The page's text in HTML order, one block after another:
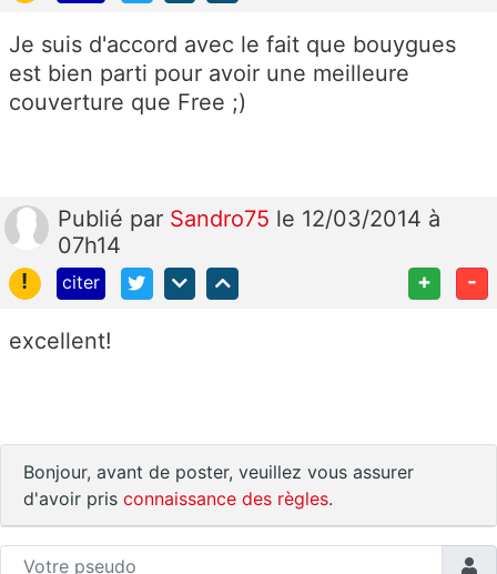
Je suis d'accord avec le fait que bouygues
est bien parti pour avoir une meilleure
couverture que Free ;)
Publié par Sandro75 le 12/03/2014 à
07h14
!
citer + -
excellent!
Bonjour, avant de poster, veuillez vous assurer
d'avoir pris connaissance des règles.